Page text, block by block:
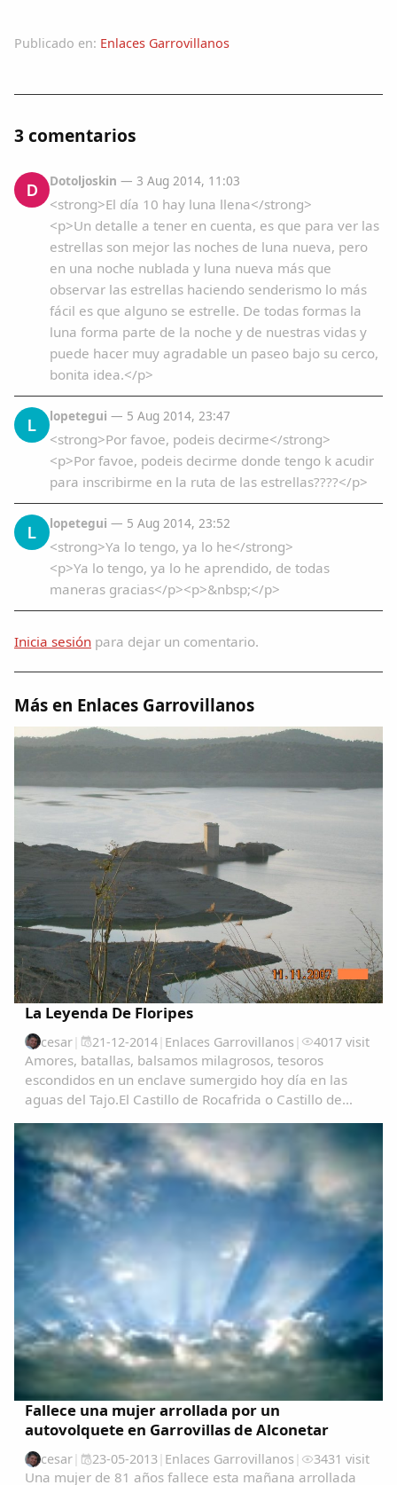
Peñas
Publicado en: Enlaces Garrovillanos
3 comentarios
D Dotoljoskin — 3 Aug 2014, 11:03
<strong>El día 10 hay luna llena</strong>
<p>Un detalle a tener en cuenta, es que para ver las
estrellas son mejor las noches de luna nueva, pero
en una noche nublada y luna nueva más que
observar las estrellas haciendo senderismo lo más
fácil es que alguno se estrelle. De todas formas la
luna forma parte de la noche y de nuestras vidas y
puede hacer muy agradable un paseo bajo su cerco,
bonita idea.</p>
L lopetegui — 5 Aug 2014, 23:47
<strong>Por favoe, podeis decirme</strong>
<p>Por favoe, podeis decirme donde tengo k acudir
para inscribirme en la ruta de las estrellas????</p>
L lopetegui — 5 Aug 2014, 23:52
<strong>Ya lo tengo, ya lo he</strong>
<p>Ya lo tengo, ya lo he aprendido, de todas
maneras gracias</p><p>&nbsp;</p>
Inicia sesión para dejar un comentario.
Más en Enlaces Garrovillanos
La Leyenda De Floripes
cesar| 21-12-2014| Enlaces Garrovillanos | 4017 visit
Amores, batallas, balsamos milagrosos, tesoros
escondidos en un enclave sumergido hoy día en las
aguas del Tajo.El Castillo de Rocafrida o Castillo de
sobre los restos de otra romana anterior...
Fallece una mujer arrollada por un
autovolquete en Garrovillas de Alconetar
cesar| 23-05-2013| Enlaces Garrovillanos | 3431 visit
Una mujer de 81 años fallece esta mañana arrollada